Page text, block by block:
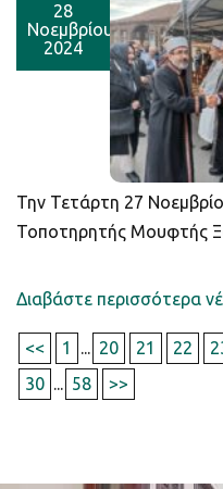
28
Νοεμβρίου
2024
Την Τετάρτη 27
Τοποτηρητής Μουφτής
Διαβάστε περισσότερα
<< 1 ... 20 21 22
30 ... 58 >>